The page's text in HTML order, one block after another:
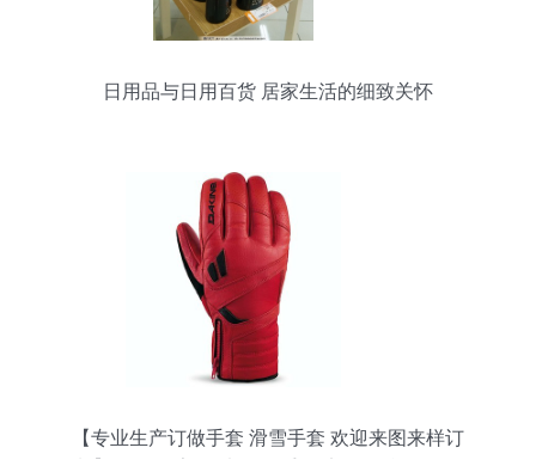
日用品与日用百货 居家生活的细致关怀
【专业生产订做手套 滑雪手套 欢迎来图来样订